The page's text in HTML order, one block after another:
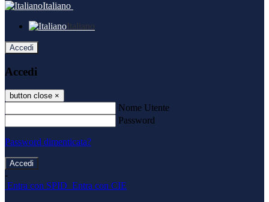
Italiano
Italiano
Accedi
Accedi
button close ×
Nome Utente
Password
Password dimenticata?
-
Entra con SPID Entra con CIE